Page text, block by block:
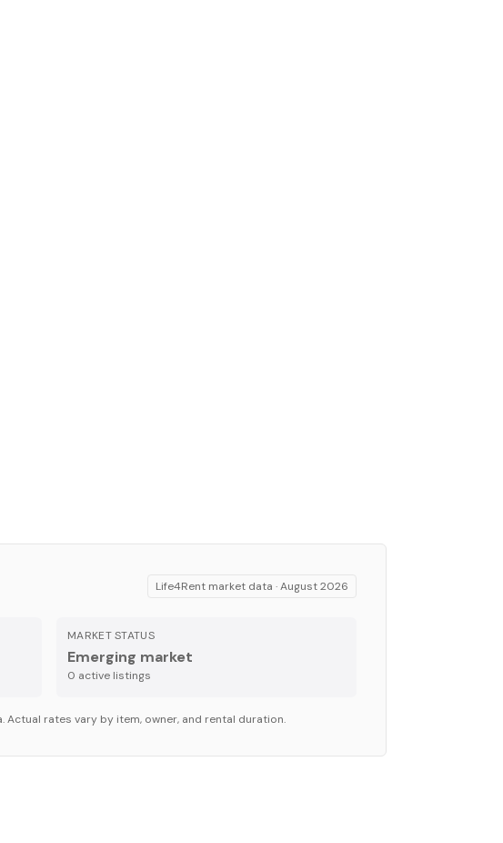
Life4Rent market data ·August 2026
MARKET STATUS
Emerging market
0 active listings
rates vary by item, owner, and rental duration.